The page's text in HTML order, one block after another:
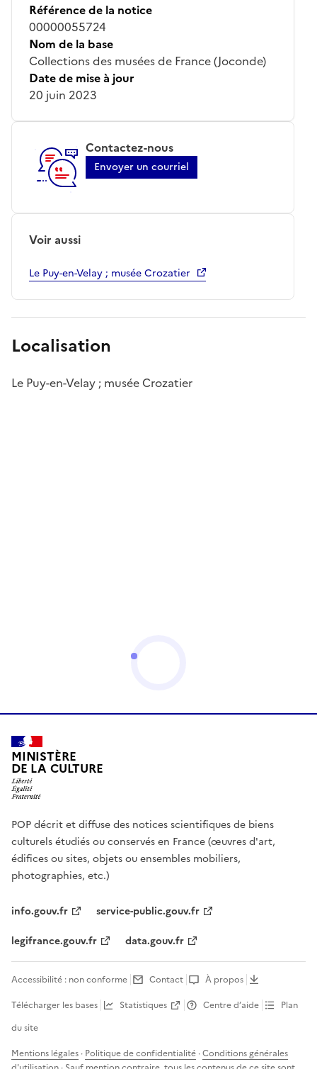
Référence de la notice
00000055724
Nom de la base
Collections des musées de France (Joconde)
Date de mise à jour
20 juin 2023
Contactez-nous
Envoyer un courriel
Voir aussi
Le Puy-en-Velay ; musée Crozatier
Localisation
Le Puy-en-Velay ; musée Crozatier
MINISTÈRE
DE LA CULTURE
POP décrit et diffuse des notices scientifiques de biens
culturels étudiés ou conservés en France (œuvres d'art,
édifices ou sites, objets ou ensembles mobiliers,
photographies, etc.)
info.gouv.fr
service-public.gouv.fr
legifrance.gouv.fr
data.gouv.fr
Accessibilité : non conforme Contact
À propos
Télécharger les bases
Statistiques Centre d’aide
Plan
du site
Mentions légales · Politique de confidentialité ·Conditions générales